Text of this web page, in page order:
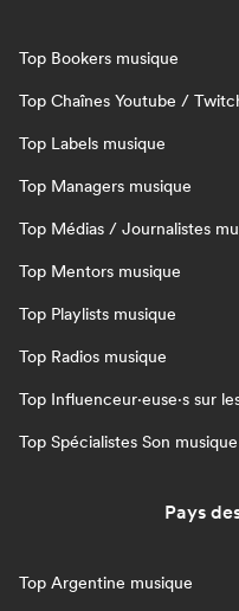
Top Bookers musique
Top Chaînes Youtube /
Top Labels musique
Top Managers musique
Top Médias / Journalistes
Top Mentors musique
Top Playlists musique
Top Radios musique
Top Influenceur·euse·s sur
Top Spécialistes Son musique
Pays
Top Argentine musique